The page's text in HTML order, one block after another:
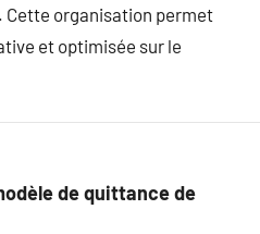
Cette organisation permet
et optimisée sur le
de quittance de